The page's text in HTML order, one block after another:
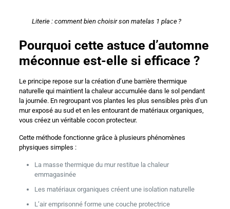
Literie : comment bien choisir son matelas 1 place ?
Pourquoi cette astuce d’automne
méconnue est-elle si efficace ?
Le principe repose sur la création d’une barrière thermique
naturelle qui maintient la chaleur accumulée dans le sol pendant
la journée. En regroupant vos plantes les plus sensibles près d’un
mur exposé au sud et en les entourant de matériaux organiques,
vous créez un véritable cocon protecteur.
Cette méthode fonctionne grâce à plusieurs phénomènes
physiques simples :
La masse thermique du mur restitue la chaleur
emmagasinée
Les matériaux organiques créent une isolation naturelle
L’air emprisonné forme une couche protectrice